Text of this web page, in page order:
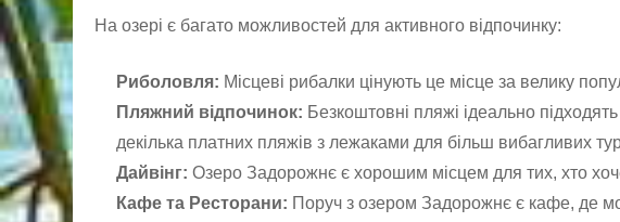
На озері є багато можливостей для активного відпочинку:
Риболовля: Місцеві рибалки цінують це місце за велику
Пляжний відпочинок: Безкоштовні пляжі ідеально
декілька платних пляжів з лежаками для більш вибагливих
Дайвінг: Озеро Задорожнє є хорошим місцем для тих, хто
Кафе та Ресторани: Поруч з озером Задорожнє є кафе, де